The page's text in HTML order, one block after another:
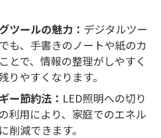
ツールの魅力： デジタルツー
も、手書きのノートや紙のカ
とで、情報の整理がしやすく
りやすくなります。
ー節約法： LED照明への切り
利用により、家庭でのエネル
削減できます。